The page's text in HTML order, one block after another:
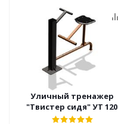
Уличный тренажер
"Твистер сидя" УТ 120